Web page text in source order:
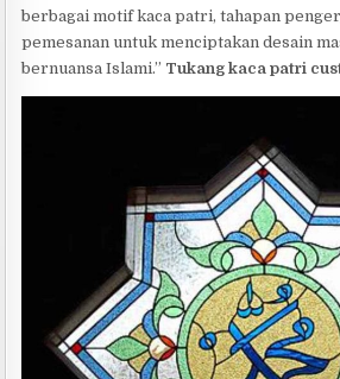
berbagai motif kaca patri, tahapan
pemesanan untuk menciptakan desain
bernuansa Islami.” Tukang kaca patri